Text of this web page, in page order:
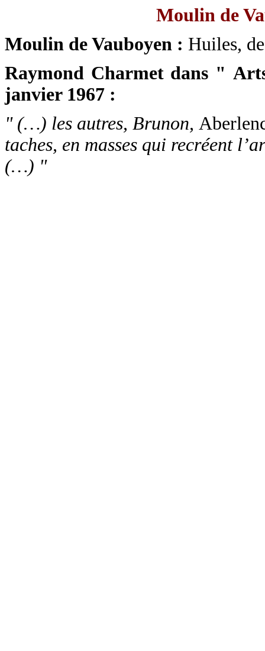
Moulin de
Moulin de Vauboyen : Huiles,
Raymond Charmet dans "
janvier 1967 :
" (…) les autres, Brunon,
taches, en masses qui recréent
(…) "